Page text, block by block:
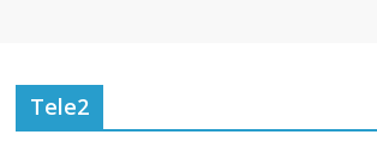
Tele2